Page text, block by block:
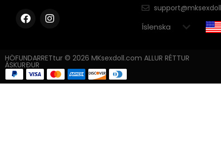
HÖFUNDARRETtur © 2026 MKsexdoll.com ALLUR RÉTTUR
ÁSKURÐUR